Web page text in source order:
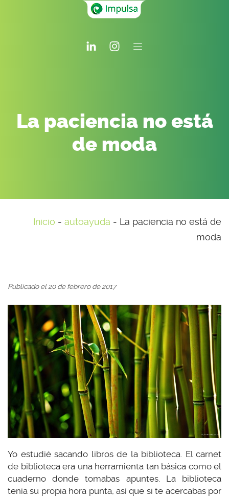
La paciencia no está
de moda
Inicio - autoayuda - La paciencia no está de
moda
Publicado el 20 de febrero de 2017
Yo estudié sacando libros de la biblioteca. El carnet
de biblioteca era una herramienta tan básica como el
cuaderno donde tomabas apuntes. La biblioteca
tenía su propia hora punta, así que si te acercabas por